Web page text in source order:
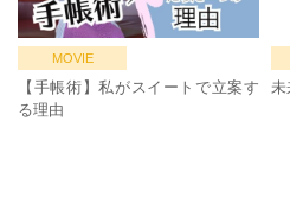
MOVIE
【手帳術】私がスイートで立案す
る理由
未